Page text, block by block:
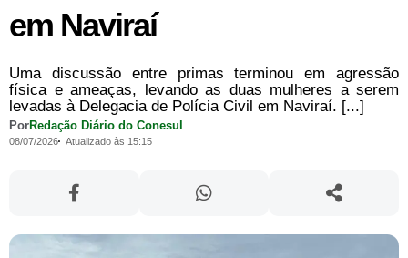
em Naviraí
Uma discussão entre primas terminou em agressão
física e ameaças, levando as duas mulheres a serem
levadas à Delegacia de Polícia Civil em Naviraí. [...]
PorRedação Diário do Conesul
08/07/2026 Atualizado às 15:15